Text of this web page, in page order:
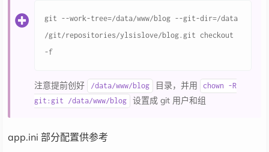
git --work-tree=/data/www/blog --git-dir=/data
/git/repositories/ylsislove/blog.git checkout
注意提前创好 /data/www/blog 目录，并用
chown -R
git:git /data/www/blog
设置成 git 用户和组
app.ini 部分配置供参考